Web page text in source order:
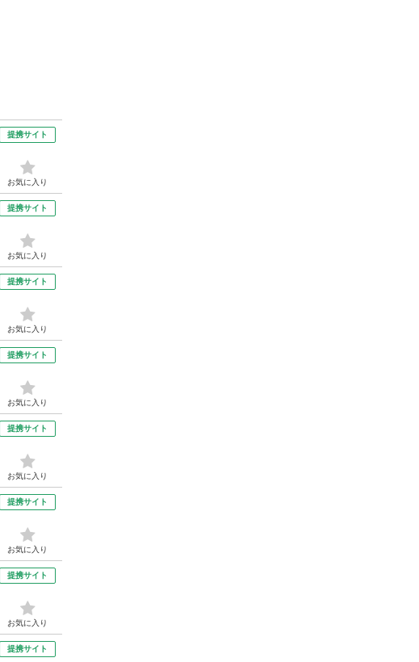
提携サイト
お気に入り
提携サイト
お気に入り
提携サイト
お気に入り
提携サイト
お気に入り
提携サイト
お気に入り
提携サイト
お気に入り
提携サイト
お気に入り
提携サイト